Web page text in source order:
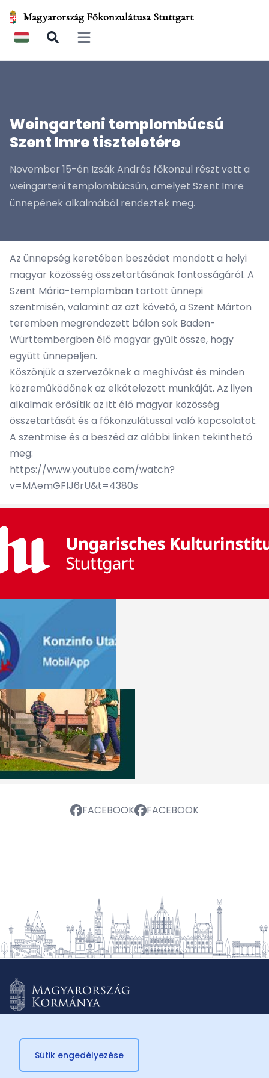
Magyarország Főkonzulátusa Stuttgart
Open main menu
Weingarteni templombúcsú
Szent Imre tiszteletére
November 15-én Izsák András főkonzul részt vett a
weingarteni templombúcsún, amelyet Szent Imre
ünnepének alkalmából rendeztek meg.
Az ünnepség keretében beszédet mondott a helyi
magyar közösség összetartásának fontosságáról. A
Szent Mária-templomban tartott ünnepi
szentmisén, valamint az azt követő, a Szent Márton
teremben megrendezett bálon sok Baden-
Württembergben élő magyar gyűlt össze, hogy
együtt ünnepeljen.
Köszönjük a szervezőknek a meghívást és minden
közreműködőnek az elkötelezett munkáját. Az ilyen
alkalmak erősítik az itt élő magyar közösség
összetartását és a főkonzulátussal való kapcsolatot.
A szentmise és a beszéd az alábbi linken tekinthető
meg:
https://www.youtube.com/watch?
v=MAemGFIJ6rU&t=4380s
FACEBOOK FACEBOOK
© 2026 Külügyminisztérium
Sütik engedélyezése